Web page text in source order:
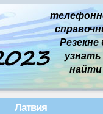
Резекне
узнать
найти
Латвия